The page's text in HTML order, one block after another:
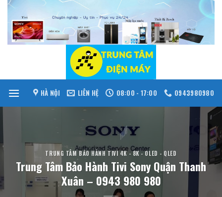
Skip
content
HÀ NỘI LIÊN HỆ 08:00 - 17:00 0943980980
TRUNG TÂM BẢO HÀNH TIVI 4K - 8K - OLED - QLED
Trung Tâm Bảo Hành Tivi Sony Quận Thanh
Xuân – 0943 980 980